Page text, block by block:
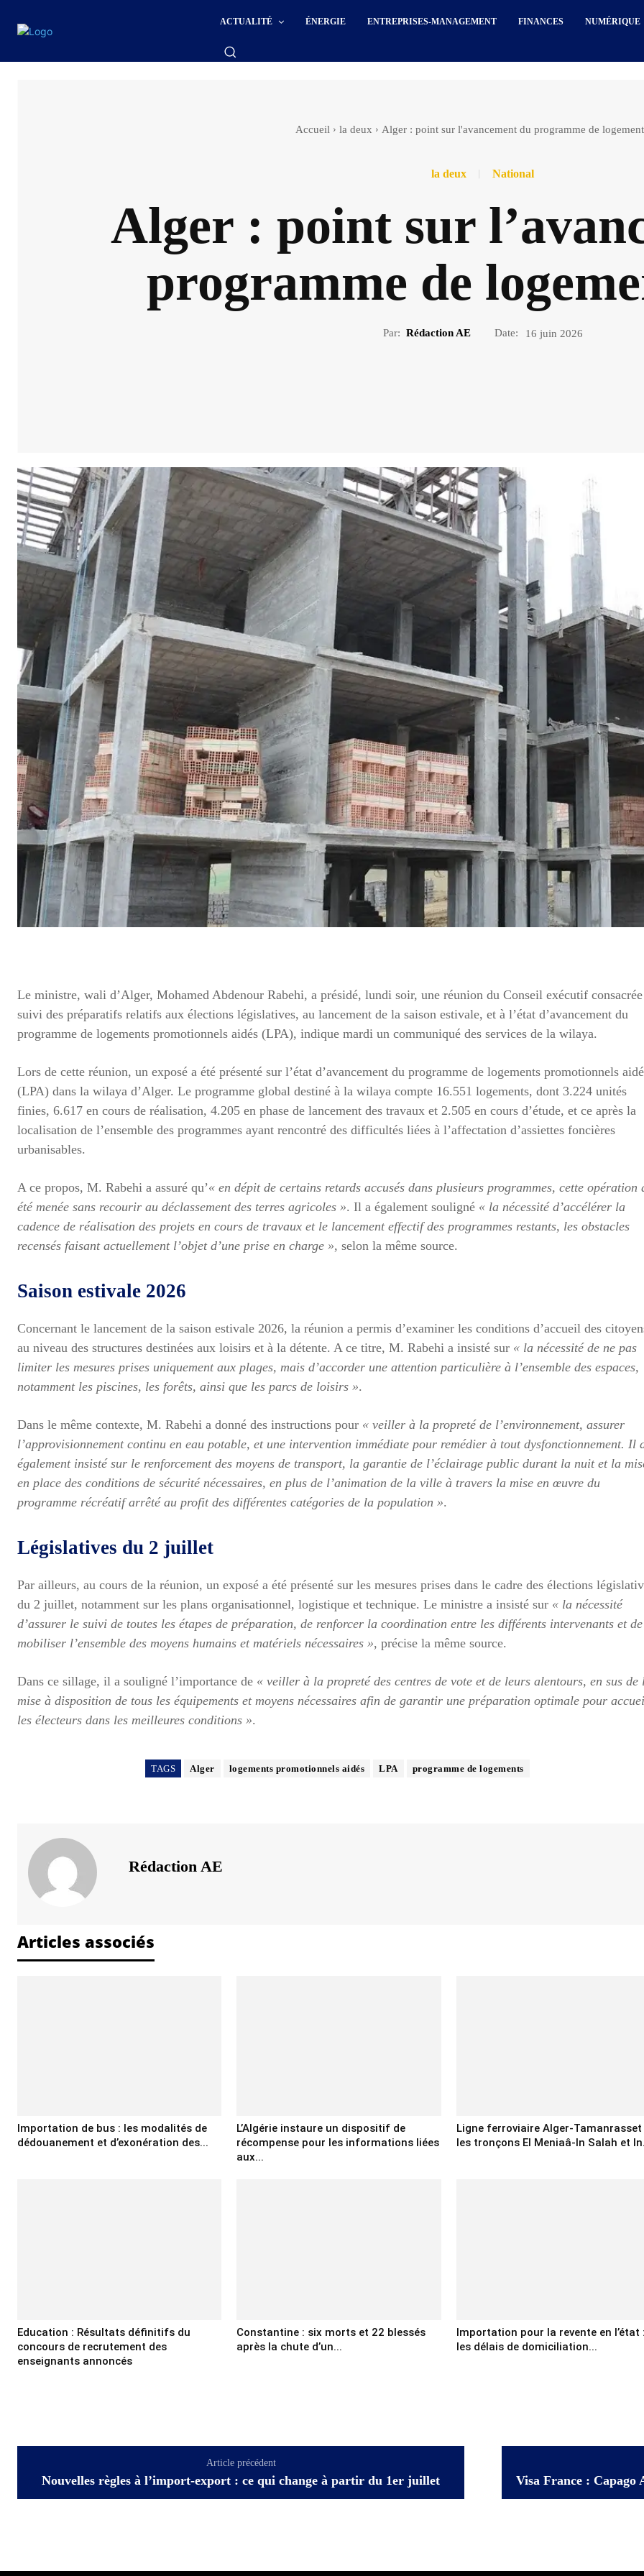
ACTUALITÉ ÉNERGIE ENTREPRISES-MANAGEMENT FINANCES NUMÉRIQUE
Accueil la deux Alger : point sur l'avancement du programme de
la deux National
Alger : point sur
programme de
Par: Rédaction AE Date: 16 juin 2026
Le ministre, wali d’Alger, Mohamed Abdenour Rabehi, a présidé, lundi soir, une réunion du Conseil exécutif consacrée
suivi des préparatifs relatifs aux élections législatives, au lancement de la saison estivale, et à l’état d’avancement du
programme de logements promotionnels aidés (LPA), indique mardi un communiqué des services de la wilaya.
Lors de cette réunion, un exposé a été présenté sur l’état d’avancement du programme de logements promotionnels
(LPA) dans la wilaya d’Alger. Le programme global destiné à la wilaya compte 16.551 logements, dont 3.224 unités
finies, 6.617 en cours de réalisation, 4.205 en phase de lancement des travaux et 2.505 en cours d’étude, et ce après la
localisation de l’ensemble des programmes ayant rencontré des difficultés liées à l’affectation d’assiettes foncières
urbanisables.
A ce propos, M. Rabehi a assuré qu’« en dépit de certains retards accusés dans plusieurs programmes, cette opération
été menée sans recourir au déclassement des terres agricoles ». Il a également souligné « la nécessité d’accélérer la
cadence de réalisation des projets en cours de travaux et le lancement effectif des programmes restants, les obstacles
recensés faisant actuellement l’objet d’une prise en charge », selon la même source.
Saison estivale 2026
Concernant le lancement de la saison estivale 2026, la réunion a permis d’examiner les conditions d’accueil des
au niveau des structures destinées aux loisirs et à la détente. A ce titre, M. Rabehi a insisté sur « la nécessité de ne pas
limiter les mesures prises uniquement aux plages, mais d’accorder une attention particulière à l’ensemble des espaces,
notamment les piscines, les forêts, ainsi que les parcs de loisirs ».
Dans le même contexte, M. Rabehi a donné des instructions pour « veiller à la propreté de l’environnement, assurer
l’approvisionnement continu en eau potable, et une intervention immédiate pour remédier à tout dysfonctionnement. Il
également insisté sur le renforcement des moyens de transport, la garantie de l’éclairage public durant la nuit et la
en place des conditions de sécurité nécessaires, en plus de l’animation de la ville à travers la mise en œuvre du
programme récréatif arrêté au profit des différentes catégories de la population ».
Législatives du 2 juillet
Par ailleurs, au cours de la réunion, un exposé a été présenté sur les mesures prises dans le cadre des élections
du 2 juillet, notamment sur les plans organisationnel, logistique et technique. Le ministre a insisté sur « la nécessité
d’assurer le suivi de toutes les étapes de préparation, de renforcer la coordination entre les différents intervenants et de
mobiliser l’ensemble des moyens humains et matériels nécessaires », précise la même source.
Dans ce sillage, il a souligné l’importance de « veiller à la propreté des centres de vote et de leurs alentours, en sus de
mise à disposition de tous les équipements et moyens nécessaires afin de garantir une préparation optimale pour
les électeurs dans les meilleures conditions ».
TAGS Alger logements promotionnels aidés LPA programme de logements
Rédaction AE
Articles associés
Importation de bus : les modalités de
dédouanement et d’exonération des...
L’Algérie instaure un dispositif de
récompense pour les informations liées
aux...
Ligne ferroviaire Alger-Tamanrasset
les tronçons El Meniaâ-In Salah et
Education : Résultats définitifs du
concours de recrutement des
enseignants annoncés
Constantine : six morts et 22 blessés
après la chute d’un...
Importation pour la revente en l’état :
les délais de domiciliation...
Article précédent
Nouvelles règles à l’import-export : ce qui change à partir du 1er juillet Visa France : Capago